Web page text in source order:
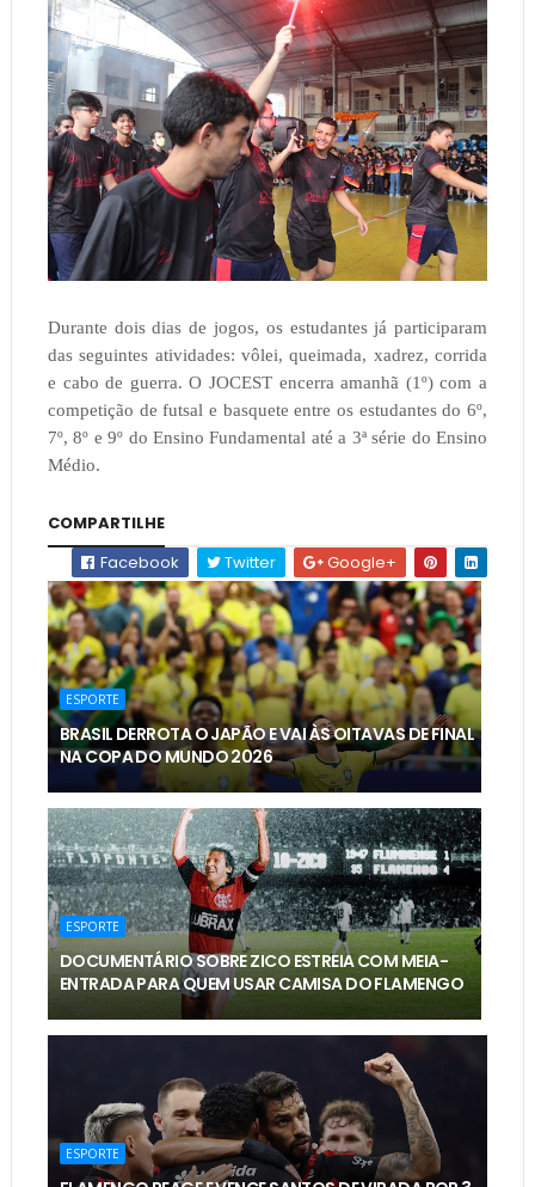
Durante dois dias de jogos, os estudantes já participaram
das seguintes atividades: vôlei, queimada, xadrez, corrida
e cabo de guerra. O JOCEST encerra amanhã (1º) com a
competição de futsal e basquete entre os estudantes do 6º,
7º, 8º e 9º do Ensino Fundamental até a 3ª série do Ensino
Médio.
COMPARTILHE
Facebook
Twitter Google+
ESPORTE
BRASIL DERROTA O JAPÃO E VAI ÀS OITAVAS DE FINAL
NA COPA DO MUNDO 2026
ESPORTE
DOCUMENTÁRIO SOBRE ZICO ESTREIA COM MEIA-
ENTRADA PARA QUEM USAR CAMISA DO FLAMENGO
ESPORTE